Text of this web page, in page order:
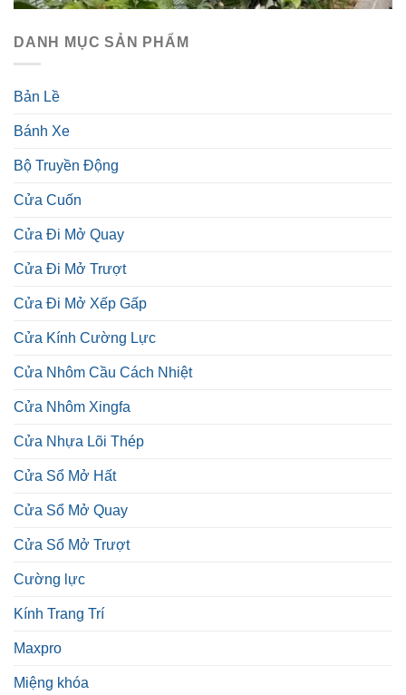
DANH MỤC SẢN PHẨM
Bản Lề
Bánh Xe
Bộ Truyền Động
Cửa Cuốn
Cửa Đi Mở Quay
Cửa Đi Mở Trượt
Cửa Đi Mở Xếp Gấp
Cửa Kính Cường Lực
Cửa Nhôm Cầu Cách Nhiệt
Cửa Nhôm Xingfa
Cửa Nhựa Lõi Thép
Cửa Sổ Mở Hất
Cửa Sổ Mở Quay
Cửa Sổ Mở Trượt
Cường lực
Kính Trang Trí
Maxpro
Miệng khóa